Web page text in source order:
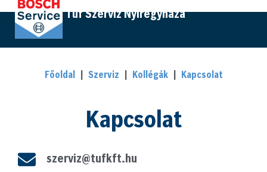
Tüf Szerviz Nyíregyháza
Főoldal Szerviz Kollégák| Kapcsolat
Kapcsolat
szerviz@tufkft.hu